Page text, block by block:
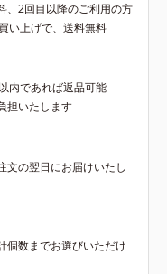
により国内化粧品業界にお
当文献がないことを確認（ポ
、2回目以降のご利用の方
い上げで、送料無料
内であれば返品可能
担いたします
文の翌日にお届けいたし
個数までお選びいただけ